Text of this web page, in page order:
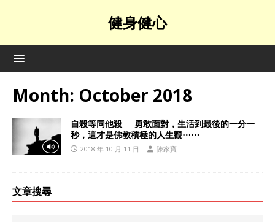
健身健心
Month: October 2018
自殺等同他殺──勇敢面對，生活到最後的一分一
秒，這才是佛教積極的人生觀⋯⋯
2018 年 10 月 11 日 陳家寶
文章搜尋